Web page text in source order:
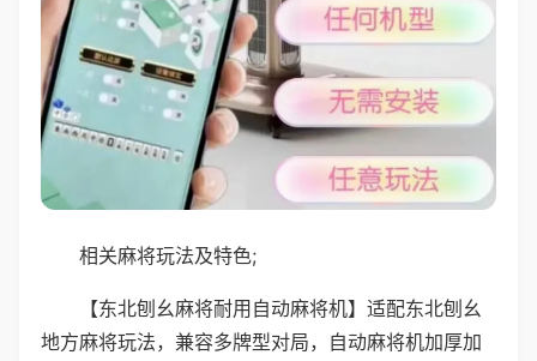
相关麻将玩法及特色;
【东北刨幺麻将耐用自动麻将机】适配东北刨幺
地方麻将玩法，兼容多牌型对局，自动麻将机加厚加